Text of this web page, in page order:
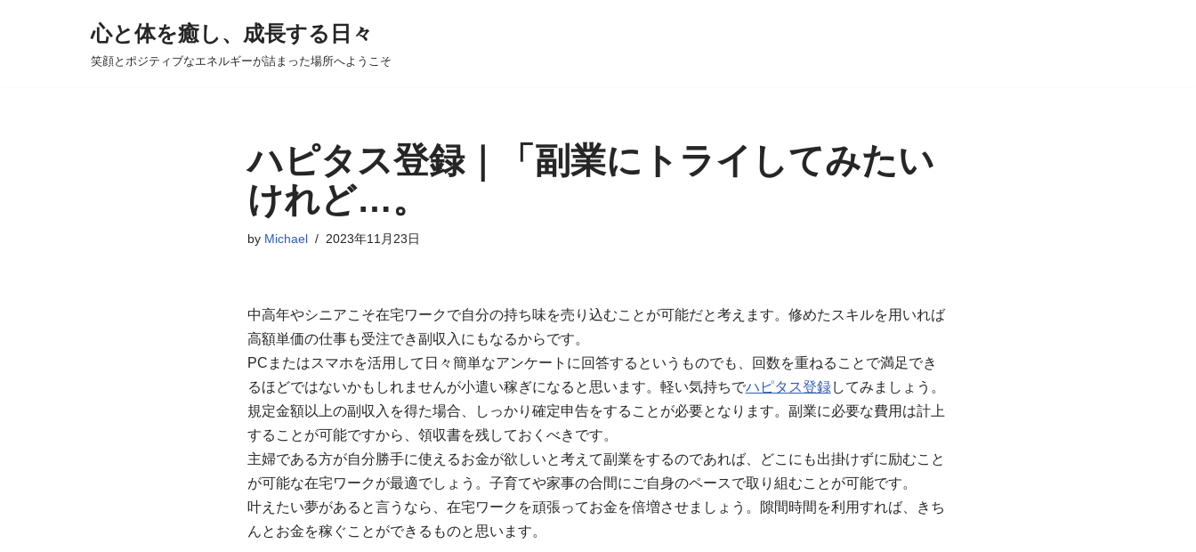
心と体を癒し、成長する日々
笑顔とポジティブなエネルギーが詰まった場所へようこそ
ハピタス登録｜「副業にトライしてみたい
けれど…。
by Michael 2023年11月23日
中高年やシニアこそ在宅ワークで自分の持ち味を売り込むことが可能だと考えます。修めたスキルを用いれば
高額単価の仕事も受注でき副収入にもなるからです。
PCまたはスマホを活用して日々簡単なアンケートに回答するというものでも、回数を重ねることで満足でき
るほどではないかもしれませんが小遣い稼ぎになると思います。軽い気持ちでハピタス登録してみましょう。
規定金額以上の副収入を得た場合、しっかり確定申告をすることが必要となります。副業に必要な費用は計上
することが可能ですから、領収書を残しておくべきです。
主婦である方が自分勝手に使えるお金が欲しいと考えて副業をするのであれば、どこにも出掛けずに励むこと
が可能な在宅ワークが最適でしょう。子育てや家事の合間にご自身のペースで取り組むことが可能です。
叶えたい夢があると言うなら、在宅ワークを頑張ってお金を倍増させましょう。隙間時間を利用すれば、きち
んとお金を稼ぐことができるものと思います。